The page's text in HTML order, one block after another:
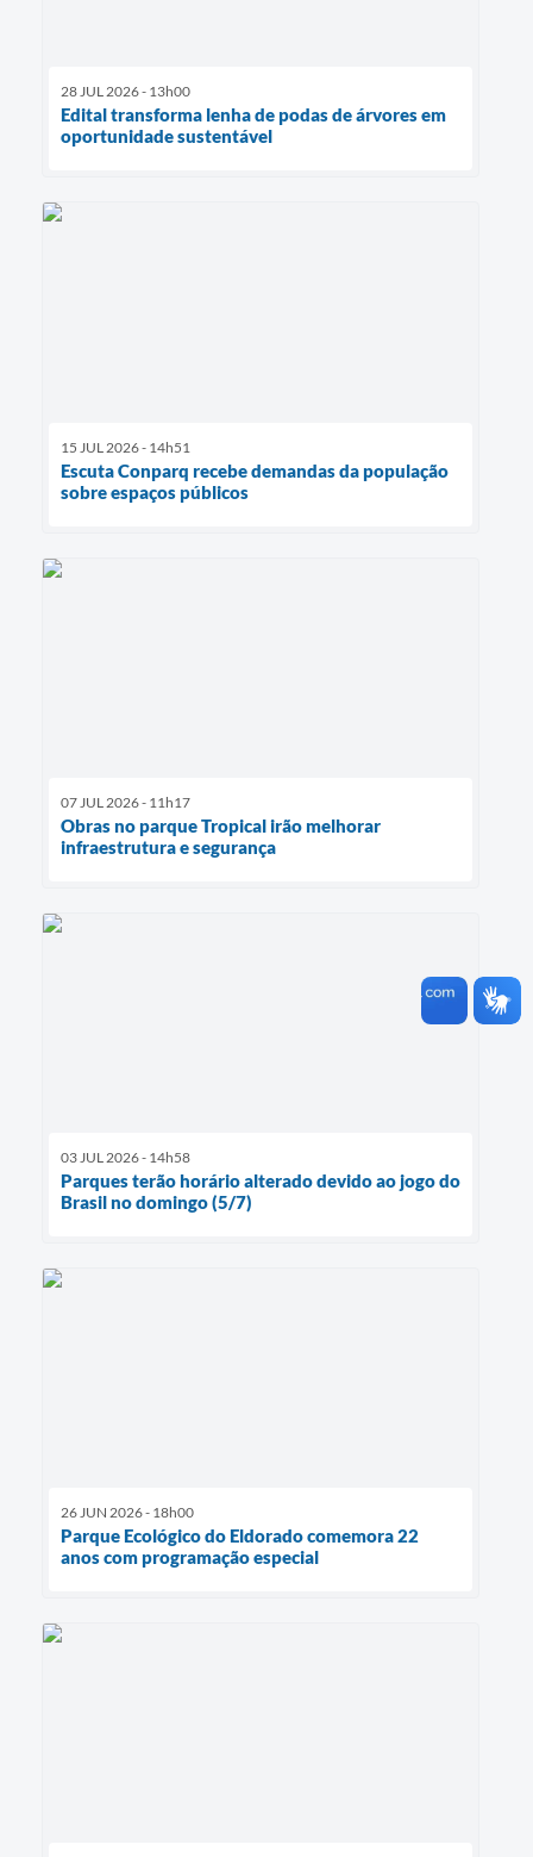
28 JUL 2026 - 13h00
Edital transforma lenha de podas de árvores em
oportunidade sustentável
15 JUL 2026 - 14h51
Escuta Conparq recebe demandas da população
sobre espaços públicos
07 JUL 2026 - 11h17
Obras no parque Tropical irão melhorar
infraestrutura e segurança
03 JUL 2026 - 14h58
Parques terão horário alterado devido ao jogo do
Brasil no domingo (5/7)
26 JUN 2026 - 18h00
Parque Ecológico do Eldorado comemora 22
anos com programação especial